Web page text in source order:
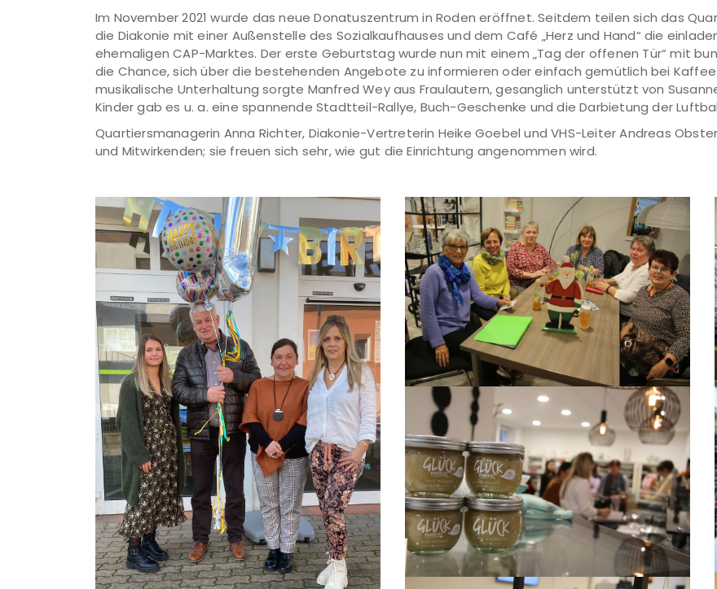
Im November 2021 wurde das neue Donatuszentrum in Roden eröffnet. Seitdem teilen sich das
die Diakonie mit einer Außenstelle des Sozialkaufhauses und dem Café „Herz und Hand“ die
ehemaligen CAP-Marktes. Der erste Geburtstag wurde nun mit einem „Tag der offenen Tür“ mit
die Chance, sich über die bestehenden Angebote zu informieren oder einfach gemütlich bei Kaffee
musikalische Unterhaltung sorgte Manfred Wey aus Fraulautern, gesanglich unterstützt von
Kinder gab es u. a. eine spannende Stadtteil-Rallye, Buch-Geschenke und die Darbietung der
Quartiersmanagerin Anna Richter, Diakonie-Vertreterin Heike Goebel und VHS-Leiter Andreas
und Mitwirkenden; sie freuen sich sehr, wie gut die Einrichtung angenommen wird.